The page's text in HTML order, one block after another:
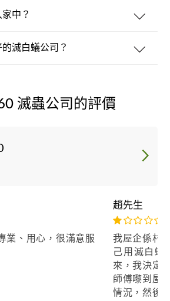
中？
滅白蟻公司？
滅蟲公司的評價
業、用心，很滿意服
趙先生
我屋企係村
己用滅白蟻
來，我決定
師傅嚟到屋
情況，然後